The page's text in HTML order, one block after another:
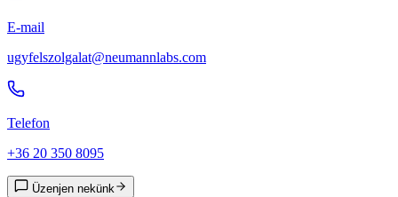
E-mail
ugyfelszolgalat@neumannlabs.com
Telefon
+36 20 350 8095
Üzenjen nekünk